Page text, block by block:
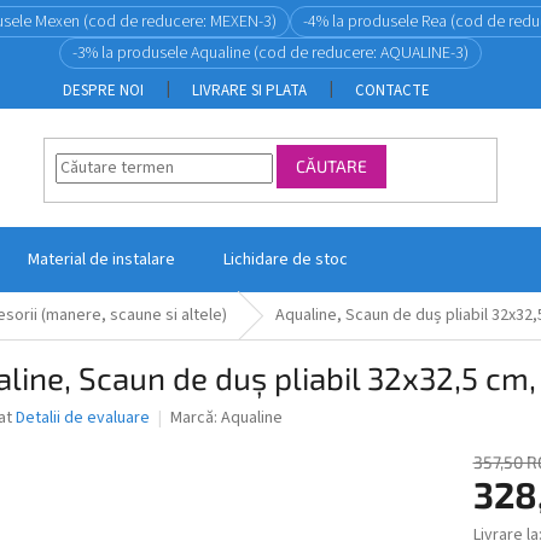
Mexen (cod de reducere: MEXEN-3) -4% la produsele Rea (cod de
-3% la produsele Aqualine (cod de reducere: AQUALINE-3)
DESPRE NOI LIVRARE SI PLATA CONTACTE
CĂUTARE
Material de instalare Lichidare de stoc
(manere, scaune si altele) Aqualine, Scaun de duș pliabil
Scaun de duș pliabil 32x32,5 cm,
Detalii de evaluare Marcă: Aqualine
357,50
Evaluare
Livrare la: